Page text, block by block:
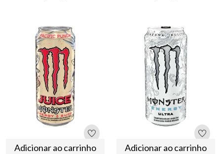
Adicionar ao carrinho Adicionar ao carrinho